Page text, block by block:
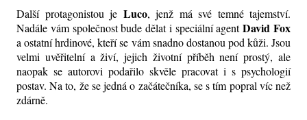
Další protagonistou je Luco, jenž má své temné tajemství.
Nadále vám společnost bude dělat i speciální agentDavid Fox
a ostatní hrdinové, kteří se vám snadno dostanou pod kůži. Jsou
velmi uvěřitelní a živí, jejich životní příběh není prostý, ale
naopak se autorovi podařilo skvěle pracovat i s psychologií
postav. Na to, že se jedná o začátečníka, se s tím popral víc než
zdárně.